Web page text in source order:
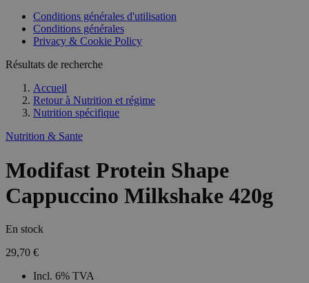
Conditions générales d'utilisation
Conditions générales
Privacy & Cookie Policy
Résultats de recherche
Accueil
Retour à Nutrition et régime
Nutrition spécifique
Nutrition & Sante
Modifast Protein Shape
Cappuccino Milkshake 420g
En stock
29,70 €
Incl. 6% TVA